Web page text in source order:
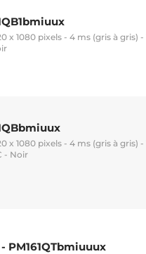
x 1080 pixels - 4 ms (gris à gris) -
x 1080 pixels - 4 ms (gris à gris) -
- Noir
PM161QTbmiuuux